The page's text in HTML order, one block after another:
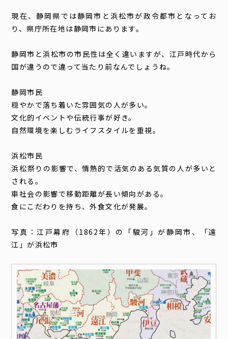
現在、静岡県では静岡市と浜松市が政令都市となってお
り、県庁所在地は静岡市にあります。
静岡市と浜松市の市民性は全く違いますが、江戸時代から
国が違うので違って当たり前なんでしょうね。
静岡市民
穏やかで落ち着いた雰囲気の人が多い。
文化的イベントや伝統行事が好き。
自然環境を楽しむライフスタイルを重視。
浜松市民
浜松祭りの影響で、情熱的で活気のある気質の人が多いと
される。
車社会の影響で移動距離が長い傾向がある。
食にこだわりを持ち、外食文化が発展。
写真：江戸幕府（1862年）の「駿河」が静岡市、「遠
江」が浜松市